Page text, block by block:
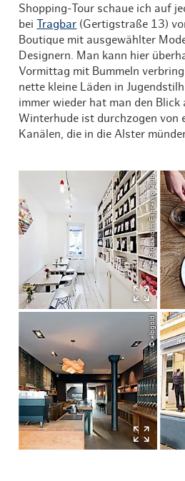
Shopping-Tour schaue ich auf
bei
Tragbar (Gertigstraße 13)
Boutique mit ausgewählter
Designern. Man kann hier
Vormittag mit Bummeln
nette kleine Läden in
immer wieder hat man den Blick
Winterhude ist durchzogen von
Kanälen, die in die Alster
© Stockholm Espresso Club
© elbgold